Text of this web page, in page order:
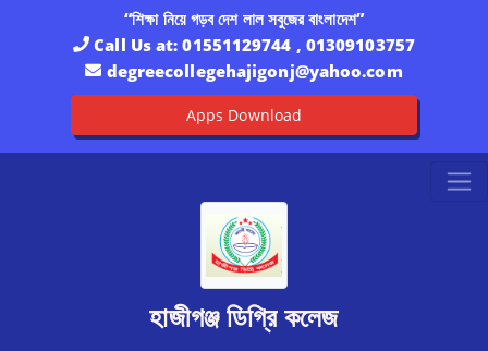
“শিক্ষা নিয়ে গড়ব দেশ লাল সবুজের বাংলাদেশ”
Call Us at:01551129744 , 01309103757
degreecollegehajigonj@yahoo.com
Apps Download
হাজীগঞ্জ ডিগ্রি কলেজ